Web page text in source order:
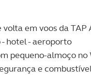
volta em voos da
hotel - aeroporto
pequeno-almoço
e